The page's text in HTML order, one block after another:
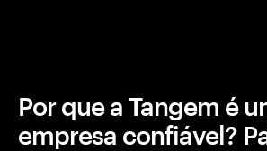
Por que a Tangem é
empresa confiável?